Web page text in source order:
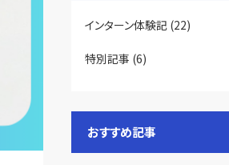
インターン体験記(22)
特別記事 (6)
おすすめ記事